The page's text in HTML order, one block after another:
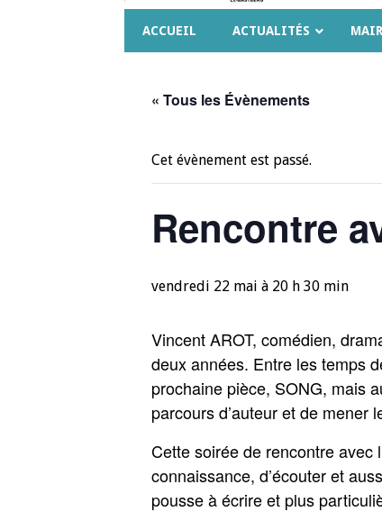
ACCUEIL ACTUALITÉS
« Tous les Évènements
Cet évènement est passé.
Rencontre
vendredi 22 mai à 20 h 30 min
Vincent AROT, comédien,
deux années. Entre les temps
prochaine pièce, SONG, mais
parcours d’auteur et de mener
Cette soirée de rencontre avec
connaissance, d’écouter et
pousse à écrire et plus